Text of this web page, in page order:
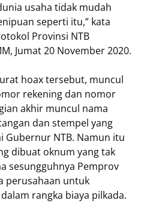
usaha tidak mudah
seperti itu,” kata
Provinsi NTB
Jumat 20 November 2020.
hoax tersebut, muncul
rekening dan nomor
akhir muncul nama
dan stempel yang
Gubernur NTB. Namun itu
dibuat oknum yang tak
sesungguhnya Pemprov
perusahaan untuk
rangka biaya pilkada.